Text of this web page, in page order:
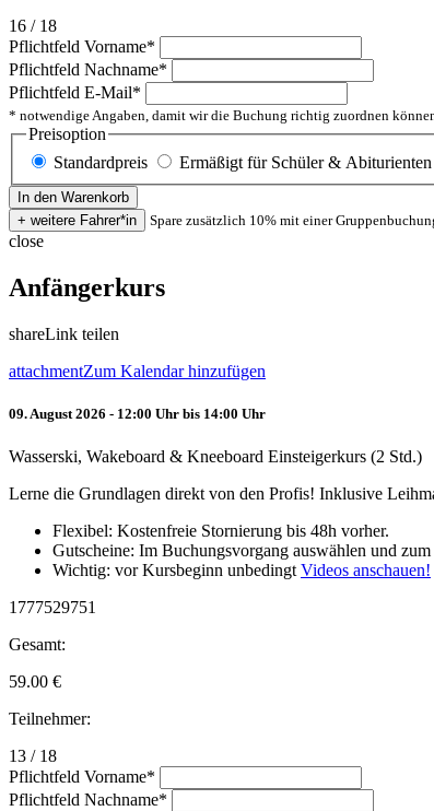
16 / 18
Pflichtfeld Vorname*
Pflichtfeld Nachname*
Pflichtfeld E-Mail*
* notwendige Angaben, damit wir die Buchung richtig zuordnen
Preisoption
Standardpreis
Ermäßigt für Schüler &
Spare zusätzlich 10% mit einer
close
Anfängerkurs
shareLink teilen
attachmentZum Kalendar hinzufügen
09. August 2026 - 12:00 Uhr bis 14:00 Uhr
Wasserski, Wakeboard & Kneeboard Einsteigerkurs (2 Std.)
Lerne die Grundlagen direkt von den Profis! Inklusive
Flexibel: Kostenfreie Stornierung bis 48h vorher.
Gutscheine: Im Buchungsvorgang auswählen und
Wichtig: vor Kursbeginn unbedingt Videos anschauen!
1777529751
Gesamt:
59.00 €
Teilnehmer:
13 / 18
Pflichtfeld Vorname*
Pflichtfeld Nachname*